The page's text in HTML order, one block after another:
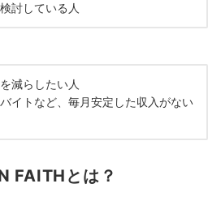
討している人
減らしたい人
イトなど、毎月安定した収入がない
FAITHとは？